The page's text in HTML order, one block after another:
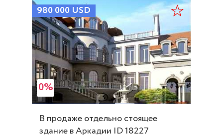
980 000 USD
0%
В продаже отдельно стоящее
здание в Аркадии ID 18227